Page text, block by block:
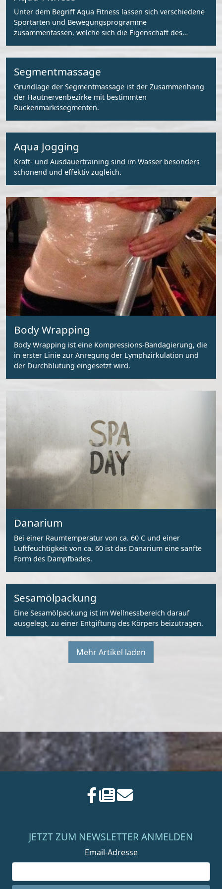
Unter dem Begriff Aqua Fitness lassen sich verschiedene
Sportarten und Bewegungsprogramme
zusammenfassen, welche sich die Eigenschaft des
Segmentmassage
Grundlage der Segmentmassage ist der Zusammenhang
der Hautnervenbezirke mit bestimmten
Rückenmarkssegmenten.
Aqua Jogging
Kraft- und Ausdauertraining sind im Wasser besonders
schonend und effektiv zugleich.
Body Wrapping
Body Wrapping ist eine Kompressions-Bandagierung, die
in erster Linie zur Anregung der Lymphzirkulation und
der Durchblutung eingesetzt wird.
Danarium
Bei einer Raumtemperatur von ca. 60 C und einer
Luftfeuchtigkeit von ca. 60 ist das Danarium eine sanfte
Form des Dampfbades.
Sesamölpackung
Eine Sesamölpackung ist im Wellnessbereich darauf
ausgelegt, zu einer Entgiftung des Körpers beizutragen.
Mehr Artikel laden
JETZT ZUM NEWSLETTER ANMELDEN
Email-Adresse